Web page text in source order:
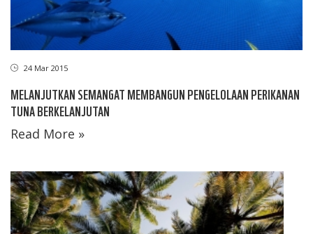
24 Mar 2015
MELANJUTKAN SEMANGAT MEMBANGUN PENGELOLAAN PERIKANAN
TUNA BERKELANJUTAN
Read More »